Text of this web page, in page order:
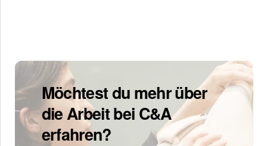
Möchtest du mehr über
die Arbeit bei C&A
erfahren?